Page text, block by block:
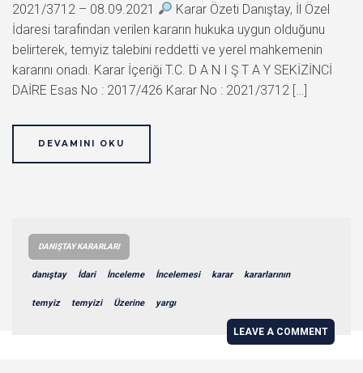
2021/3712 – 08.09.2021
Karar Özeti Danıştay, İl Özel
İdaresi tarafından verilen kararın hukuka uygun olduğunu
belirterek, temyiz talebini reddetti ve yerel mahkemenin
kararını onadı. Karar İçeriği T.C. D A N I Ş T A Y SEKİZİNCİ
DAİRE Esas No : 2017/426 Karar No : 2021/3712 […]
DEVAMINI OKU
DANIŞTAY KARARLARI
danıştay İdari İnceleme İncelemesi karar kararlarının
temyiz temyizi Üzerine yargı
LEAVE A COMMENT